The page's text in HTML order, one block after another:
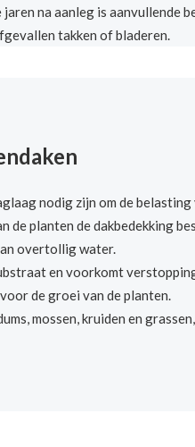
na aanleg is
takken of bladeren.
nodig zijn om de
de planten de dakbedekking
overtollig water.
en voorkomt
de groei van de planten.
mossen, kruiden en